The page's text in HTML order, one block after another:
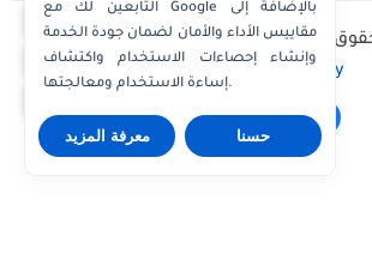
واتساب قطر
واتساب عُمان
واتساب الإمارات
محفوظة ©وظائف الكويت توداي -
Kuwait Jobs Today
التابعين لك مع Google بالإضافة إلى
مقاييس الأداء والأمان لضمان جودة الخدمة
وإنشاء إحصاءات الاستخدام واكتشاف
إساءة الاستخدام ومعالجتها.
معرفة المزيد حسنا